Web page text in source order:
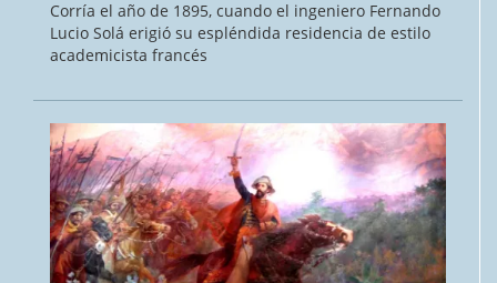
Corría el año de 1895, cuando el ingeniero Fernando
Lucio Solá erigió su espléndida residencia de estilo
academicista francés